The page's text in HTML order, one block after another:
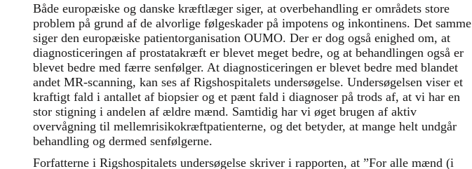
Både europæiske og danske kræftlæger siger, at overbehandling er områdets store
problem på grund af de alvorlige følgeskader på impotens og inkontinens. Det samme
siger den europæiske patientorganisation OUMO. Der er dog også enighed om, at
diagnosticeringen af prostatakræft er blevet meget bedre, og at behandlingen også er
blevet bedre med færre senfølger. At diagnosticeringen er blevet bedre med blandet
andet MR-scanning, kan ses af Rigshospitalets undersøgelse. Undersøgelsen viser et
kraftigt fald i antallet af biopsier og et pænt fald i diagnoser på trods af, at vi har en
stor stigning i andelen af ældre mænd. Samtidig har vi øget brugen af aktiv
overvågning til mellemrisikokræftpatienterne, og det betyder, at mange helt undgår
behandling og dermed senfølgerne.
Forfatterne i Rigshospitalets undersøgelse skriver i rapporten, at ”For alle mænd (i